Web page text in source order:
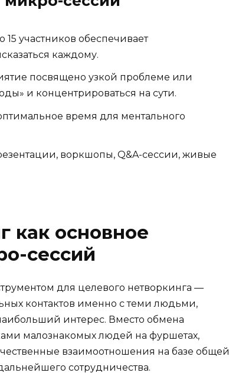
15 участников обеспечивает
каждому.
посвящено узкой проблеме или
и концентрироваться на сути.
время для ментального
воркшопы, Q&A-сессии, живые
как основное
сессий
для целевого нетворкинга —
контактов именно с теми людьми,
интерес. Вместо обмена
малознакомых людей на фуршетах,
взаимоотношения на базе общей
сотрудничества.